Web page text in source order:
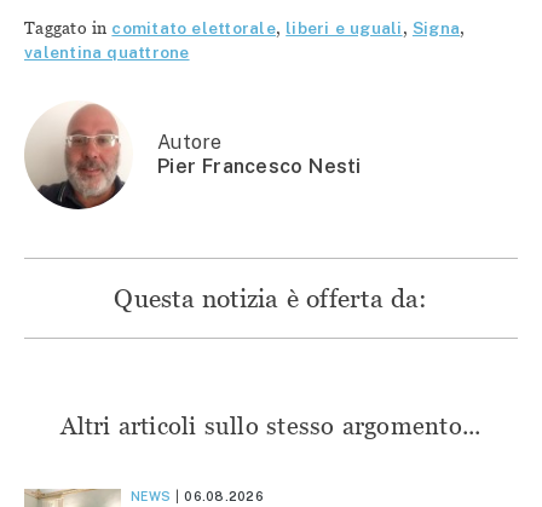
Twitter
(Si
apre
in
(Si
apre
(Si
apre
(Si
apre
Taggato in comitato elettorale, liberi e uguali, Signa,
valentina quattrone
Autore
Pier Francesco Nesti
Questa notizia è offerta da:
Altri articoli sullo stesso argomento...
NEWS 06.08.2026